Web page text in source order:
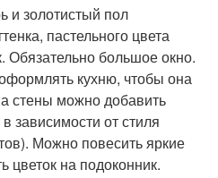
и золотистый пол
пастельного цвета
Обязательно большое окно.
кухню, чтобы она
стены можно добавить
зависимости от стиля
Можно повесить яркие
цветок на подоконник.